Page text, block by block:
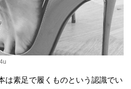
は素足で履くものという認識でい